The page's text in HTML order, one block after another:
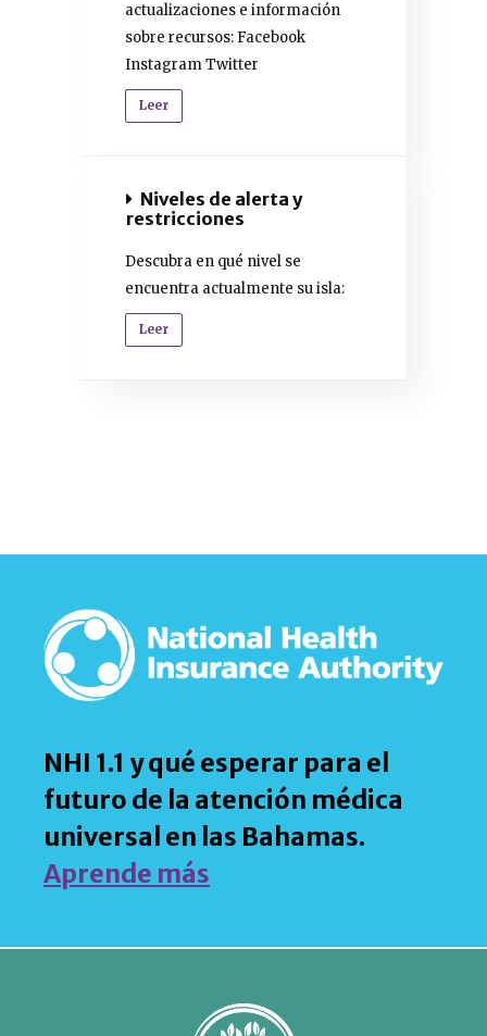
actualizaciones e información
sobre recursos: Facebook
Instagram Twitter
Leer
Niveles de alerta y
restricciones
Descubra en qué nivel se
encuentra actualmente su isla:
Leer
NHI 1.1 y qué esperar para el
futuro de la atención médica
universal en las Bahamas.
Aprende más